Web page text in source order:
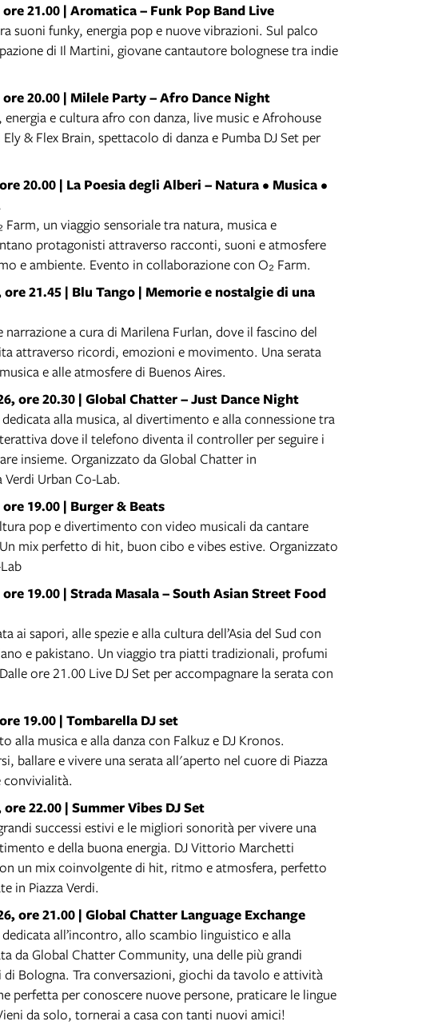
21.00 | Aromatica – Funk Pop Band Live
suoni funky, energia pop e nuove vibrazioni. Sul palco
di Il Martini, giovane cantautore bolognese tra indie
20.00 | Milele Party – Afro Dance Night
e cultura afro con danza, live music e Afrohouse
& Flex Brain, spettacolo di danza e Pumba DJ Set per
20.00 | La Poesia degli Alberi – Natura • Musica •
Farm, un viaggio sensoriale tra natura, musica e
protagonisti attraverso racconti, suoni e atmosfere
e ambiente. Evento in collaborazione con O₂ Farm.
21.45 | Blu Tango | Memorie e nostalgie di una
a cura di Marilena Furlan, dove il fascino del
attraverso ricordi, emozioni e movimento. Una serata
e alle atmosfere di Buenos Aires.
ore 20.30 | Global Chatter – Just Dance Night
alla musica, al divertimento e alla connessione tra
dove il telefono diventa il controller per seguire i
insieme. Organizzato da Global Chatter in
Urban Co-Lab.
19.00 | Burger & Beats
pop e divertimento con video musicali da cantare
mix perfetto di hit, buon cibo e vibes estive. Organizzato
19.00 | Strada Masala – South Asian Street Food
ai sapori, alle spezie e alla cultura dell’Asia del Sud con
e pakistano. Un viaggio tra piatti tradizionali, profumi
ore 21.00 Live DJ Set per accompagnare la serata con
19.00 | Tombarella DJ set
alla musica e alla danza con Falkuz e DJ Kronos.
ballare e vivere una serata all'aperto nel cuore di Piazza
convivialità.
22.00 | Summer Vibes DJ Set
successi estivi e le migliori sonorità per vivere una
e della buona energia. DJ Vittorio Marchetti
un mix coinvolgente di hit, ritmo e atmosfera, perfetto
in Piazza Verdi.
ore 21.00 | Global Chatter Language Exchange
all’incontro, allo scambio linguistico e alla
da Global Chatter Community, una delle più grandi
Bologna. Tra conversazioni, giochi da tavolo e attività
perfetta per conoscere nuove persone, praticare le lingue
da solo, tornerai a casa con tanti nuovi amici!